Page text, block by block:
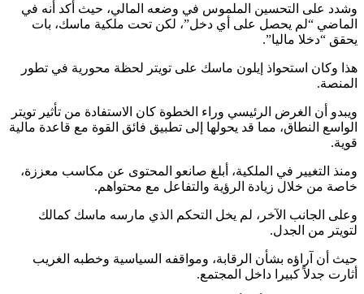
وشدد على التحسين الملموس في وضعه المالي، حيث أكد أنه في
الماضي “لم يحصل على أي دخل”، لكن تحت ملكية ماسك، بات
يحقق “دخلا ماليا”.
هذا وكان استحواذ إيلون ماسك على تويتر لحظة محورية في تطور
المنصة.
ويبدو أن الغرض الرئيسي وراء الخطوة كان الاستفادة من تأثير تويتر
الواسع النطاق، مما قد يحولها إلى تطبيق فائق القوة مع قاعدة مالية
قوية.
ومنذ التغيير في الملكية، أبلغ صانعو المحتوى عن مكاسب معززة،
خاصة من خلال زيادة الرؤية والتفاعل مع محتواهم.
وعلى الجانب الآخر، لم يخل التحكم الذي مارسه ماسك كمالك
لتويتر من الجدل.
حيث أن آراؤه بشأن الرقابة، ومواقفه السياسية وخطبه الغريب
أثارت جدلاً كبيرا داخل المجتمع.